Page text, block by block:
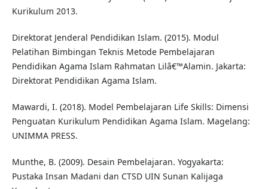
Kurikulum 2013.
Direktorat Jenderal Pendidikan Islam. (2015). Modul
Pelatihan Bimbingan Teknis Metode Pembelajaran
Pendidikan Agama Islam Rahmatan Lilâ€™Alamin. Jakarta:
Direktorat Pendidikan Agama Islam.
Mawardi, I. (2018). Model Pembelajaran Life Skills: Dimensi
Penguatan Kurikulum Pendidikan Agama Islam. Magelang:
UNIMMA PRESS.
Munthe, B. (2009). Desain Pembelajaran. Yogyakarta:
Pustaka Insan Madani dan CTSD UIN Sunan Kalijaga